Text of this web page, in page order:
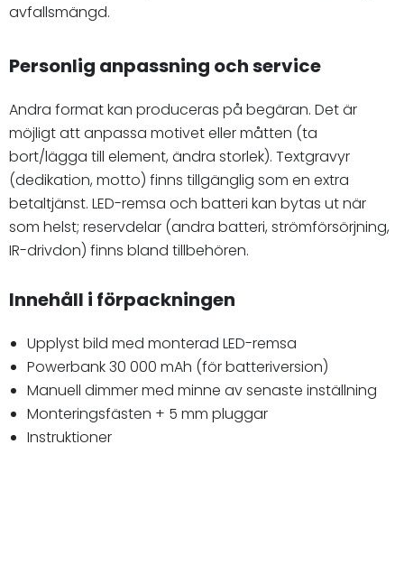
avfallsmängd.
Personlig anpassning och service
Andra format kan produceras på begäran. Det är
möjligt att anpassa motivet eller måtten (ta
bort/lägga till element, ändra storlek). Textgravyr
(dedikation, motto) finns tillgänglig som en extra
betaltjänst. LED-remsa och batteri kan bytas ut när
som helst; reservdelar (andra batteri, strömförsörjning,
IR-drivdon) finns bland tillbehören.
Innehåll i förpackningen
Upplyst bild med monterad LED-remsa
Powerbank 30 000 mAh (för batteriversion)
Manuell dimmer med minne av senaste inställning
Monteringsfästen + 5 mm pluggar
Instruktioner